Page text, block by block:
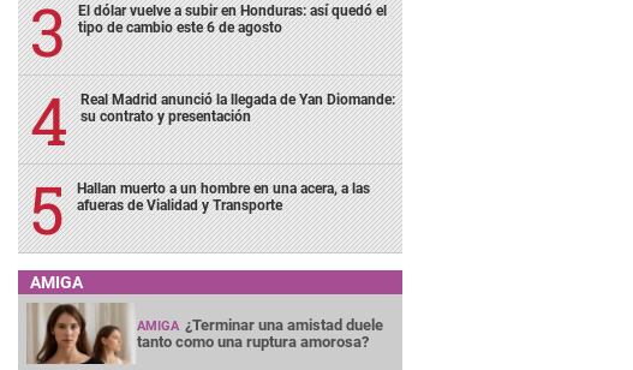
El dólar vuelve a subir en Honduras: así quedó el
tipo de cambio este 6 de agosto
Real Madrid anunció la llegada de Yan Diomande:
su contrato y presentación
Hallan muerto a un hombre en una acera, a las
afueras de Vialidad y Transporte
AMIGA
AMIGA ¿Terminar una amistad duele
tanto como una ruptura amorosa?